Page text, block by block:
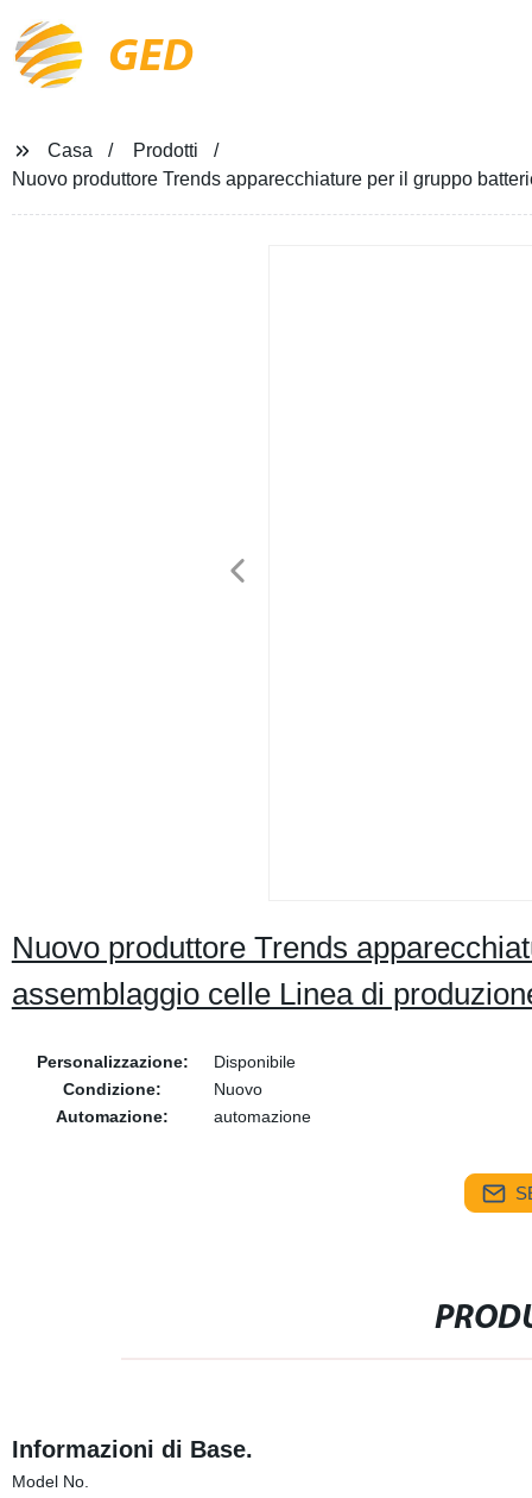
GED
Casa
Prodotti
Nuovo produttore Trends apparecchiature per il gruppo
Nuovo produttore Trends
assemblaggio celle Linea di
Personalizzazione:
Disponibile
Condizione:
Nuovo
Automazione:
automazione
Informazioni di Base.
Model No.